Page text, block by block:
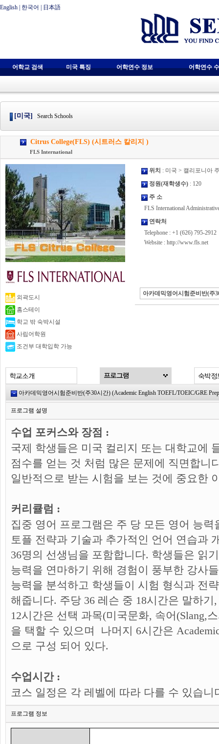
English 한국어 日本語
어학교 검색 미국 특징 어학연수 정보 어학연수
[미국] Search Schools
Citrus College(FLS) (시트러스 칼리지 )
FLS International
외곽도시
홈스테이
학교 밖 숙박시설
사립어학원
조건부 대학입학 가능
위치 : 미국 > 캘리포니아
정원(재학생수) : 120
주 소
FLS International
연락처
Telephone : +1 (626) 795-2912
Website : http://www.fls.net
아카데믹영어시험준비반(주
아카데믹영어시험준비반(주30시간) (Academic English TOEFL/TOEIC/GRE
프로그램 설명
수업 포커스와장점 :
국제 학생들은 미국 컬리지 또는 대학교에
점수를 얻는 것 처럼 많은 문제에 직면합니
일반적으로 받는 시험을 보는 것에 중요한
커리큘럼 :
집중 영어 프로그램은 주 당 모든 영어 능
토플 전략과 기술과 추가적인 언어 연습과
36명의 선생님을 포함합니다. 학생들은 읽
능력을 연마하기 위해 경험이 풍부한 강사
능력을 분석하고 학생들이 시험 형식과 전
해줍니다. 주당 36 레슨 중 18시간은 말하
12시간은 선택 과목(미국문화, 속어(Slang,
을 택할 수 있으며 나머지 6시간은
으로 구성 되어 있다.
수업시간 :
코스 일정은 각 레벨에 따라 다를 수 있습니
프로그램 정보